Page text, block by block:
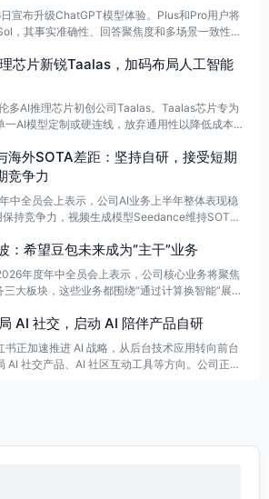
宣布升级ChatGPT模型体验。Plus和Pro用户将
，其事实准确性、回答聚焦度和多场景一致性提
围扩大并支持无限文本聊天，还可通过新增“Thin
。
芯片新锐Taalas，加码布局人工智能
多AI推理芯片初创公司Taalas。Taalas芯片专为
AI模型定制或硬连线，放弃通用性以降低成本，
，已累计融资2.19亿美元。
海外SOTA差距：坚持自研，接受短期
竞争力
中全员会上表示，公司AI业务上半年整体表现稳
持竞争力，视频生成模型Seedance维持SOT
，着眼长期优化。这一判断也与张一鸣此前的表
：希望豆包未来成为“主干”业务
年度年中全员会上表示，公司核心业务将聚焦
大板块，这些业务都围绕“通过计算换智能”展
AI 社交，启动 AI 陪伴产品自研
书正加速推进 AI 战略，从后台技术应用转向前台
AI 社交产品、AI 社区互动工具等方向。公司正高